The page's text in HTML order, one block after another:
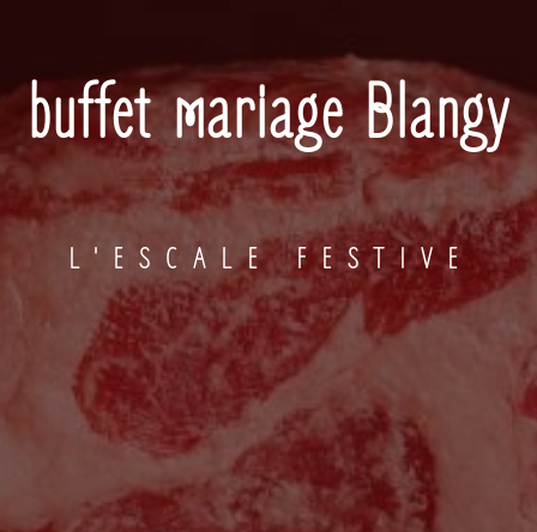
buffet mariage Blangy
L'ESCALE FESTIVE